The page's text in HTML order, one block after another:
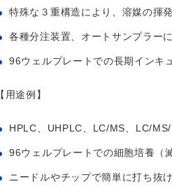
特殊な３重構造により、溶媒の揮
各種分注装置、オートサンプラー
96ウェルプレートでの長期インキ
【用途例】
HPLC、UHPLC、LC/MS、LC/
96ウェルプレートでの細胞培養（
ニードルやチップで簡単に打ち抜